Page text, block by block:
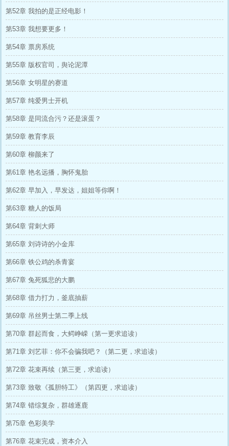
第52章 我拍的是正经电影！
第53章 我想要更多！
第54章 票房系统
第55章 版权官司，舆论泥潭
第56章 女明星的赛道
第57章 纯爱男士开机
第58章 是同流合污？还是滚蛋？
第59章 教育李辰
第60章 柳颜来了
第61章 艳名远播，胸怀鬼胎
第62章 早加入，早发达，姐姐等你啊！
第63章 糖人的饭局
第64章 背刺大师
第65章 刘诗诗的小金库
第66章 铁公鸡的杀青宴
第67章 兔死狐悲的大鹏
第68章 借力打力，釜底抽薪
第69章 吊丝男士第二季上线
第70章 群起而食，大鳄峥嵘（第一更求追读）
第71章 刘艺菲：你不会骗我吧？（第二更，求追读）
第72章 花束再续（第三更，求追读）
第73章 致敬《孤胆特工》（第四更，求追读）
第74章 错综复杂，群雄逐鹿
第75章 色彩美学
第76章 花束完成，资本介入